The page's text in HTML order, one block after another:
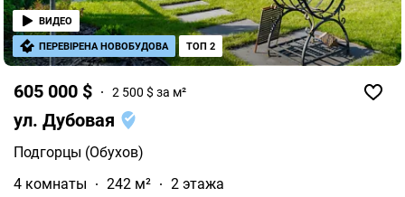
605 000 $ 2 500 $ за м²
ул. Дубовая
Подгорцы (Обухов)
4 комнаты
242 м² 2 этажа
ВИДЕО
ПЕРЕВІРЕНА НОВОБУДОВА ТОП 2